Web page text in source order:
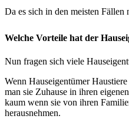
Da es sich in den meisten
Welche Vorteile hat der
Nun fragen sich viele
Wenn Hauseigentümer
man sie Zuhause in ihren
kaum wenn sie von ihren
herausnehmen.